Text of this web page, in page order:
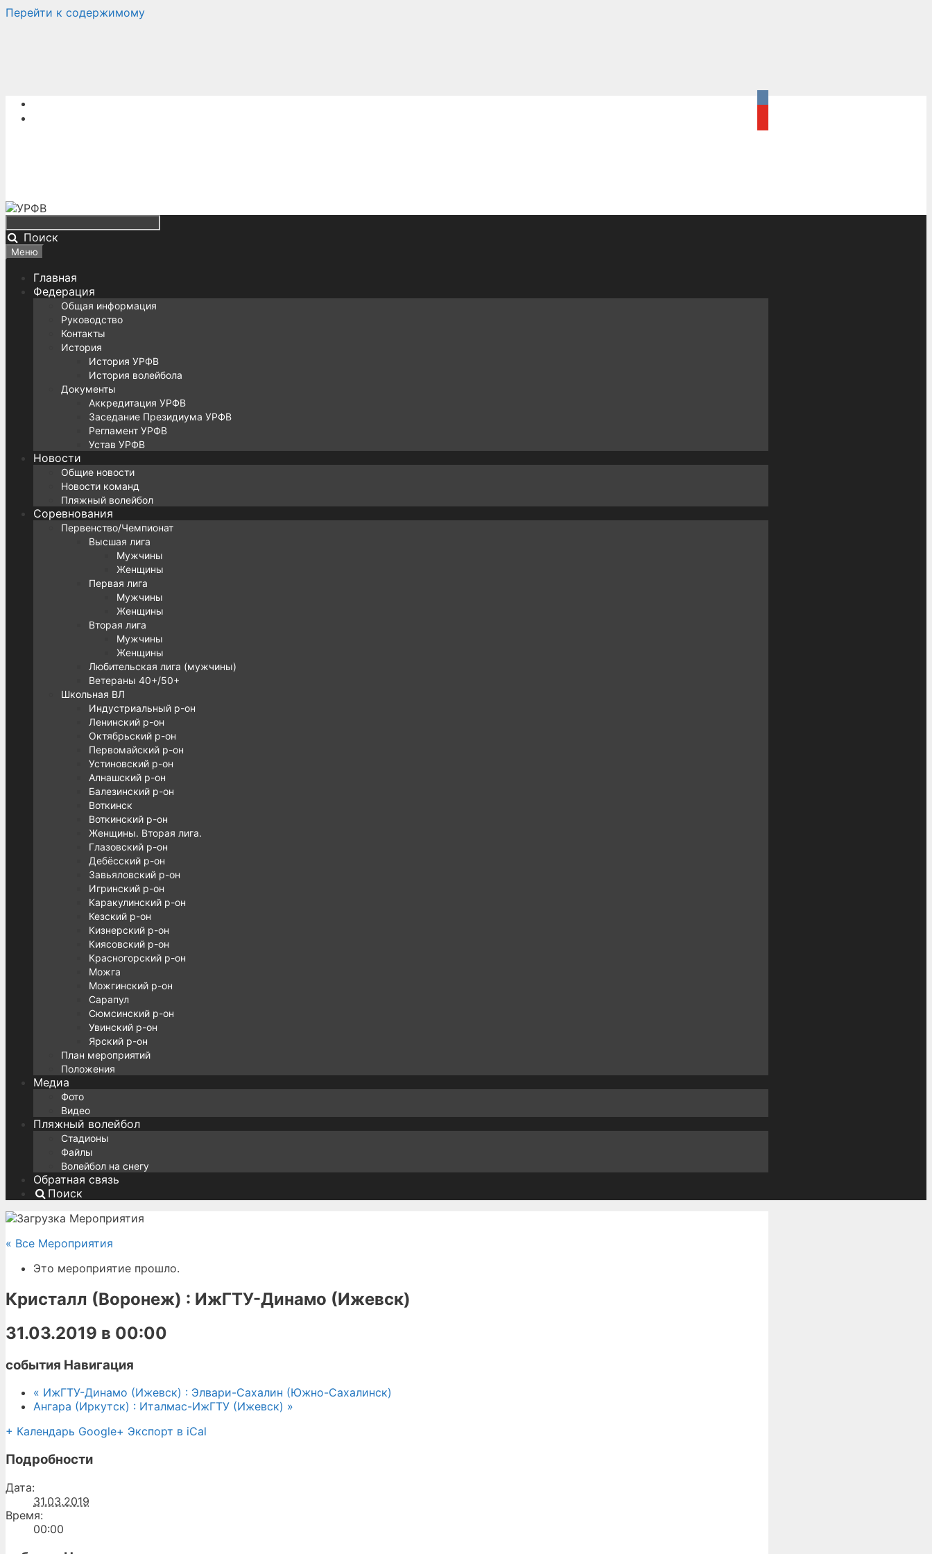
Перейти к содержимому
Поиск
Меню
Главная
Федерация
Общая информация
Руководство
Контакты
История
История УРФВ
История волейбола
Документы
Аккредитация УРФВ
Заседание Президиума УРФВ
Регламент УРФВ
Устав УРФВ
Новости
Общие новости
Новости команд
Пляжный волейбол
Соревнования
Первенство/Чемпионат
Высшая лига
Мужчины
Женщины
Первая лига
Мужчины
Женщины
Вторая лига
Мужчины
Женщины
Любительская лига (мужчины)
Ветераны 40+/50+
Школьная ВЛ
Индустриальный р-он
Ленинский р-он
Октябрьский р-он
Первомайский р-он
Устиновский р-он
Алнашский р-он
Балезинский р-он
Воткинск
Воткинский р-он
Женщины. Вторая лига.
Глазовский р-он
Дебёсский р-он
Завьяловский р-он
Игринский р-он
Каракулинский р-он
Кезский р-он
Кизнерский р-он
Киясовский р-он
Красногорский р-он
Можга
Можгинский р-он
Сарапул
Сюмсинский р-он
Увинский р-он
Ярский р-он
План мероприятий
Положения
Медиа
Фото
Видео
Пляжный волейбол
Стадионы
Файлы
Волейбол на снегу
Обратная связь
Поиск
« Все Мероприятия
Это мероприятие прошло.
Кристалл (Воронеж) : ИжГТУ-Динамо (Ижевск)
31.03.2019 в 00:00
события Навигация
« ИжГТУ-Динамо (Ижевск) : Элвари-Сахалин (Южно-Сахалинск)
Ангара (Иркутск) : Италмас-ИжГТУ (Ижевск) »
+ Календарь Google+ Экспорт в iCal
Подробности
Дата:
31.03.2019
Время:
00:00